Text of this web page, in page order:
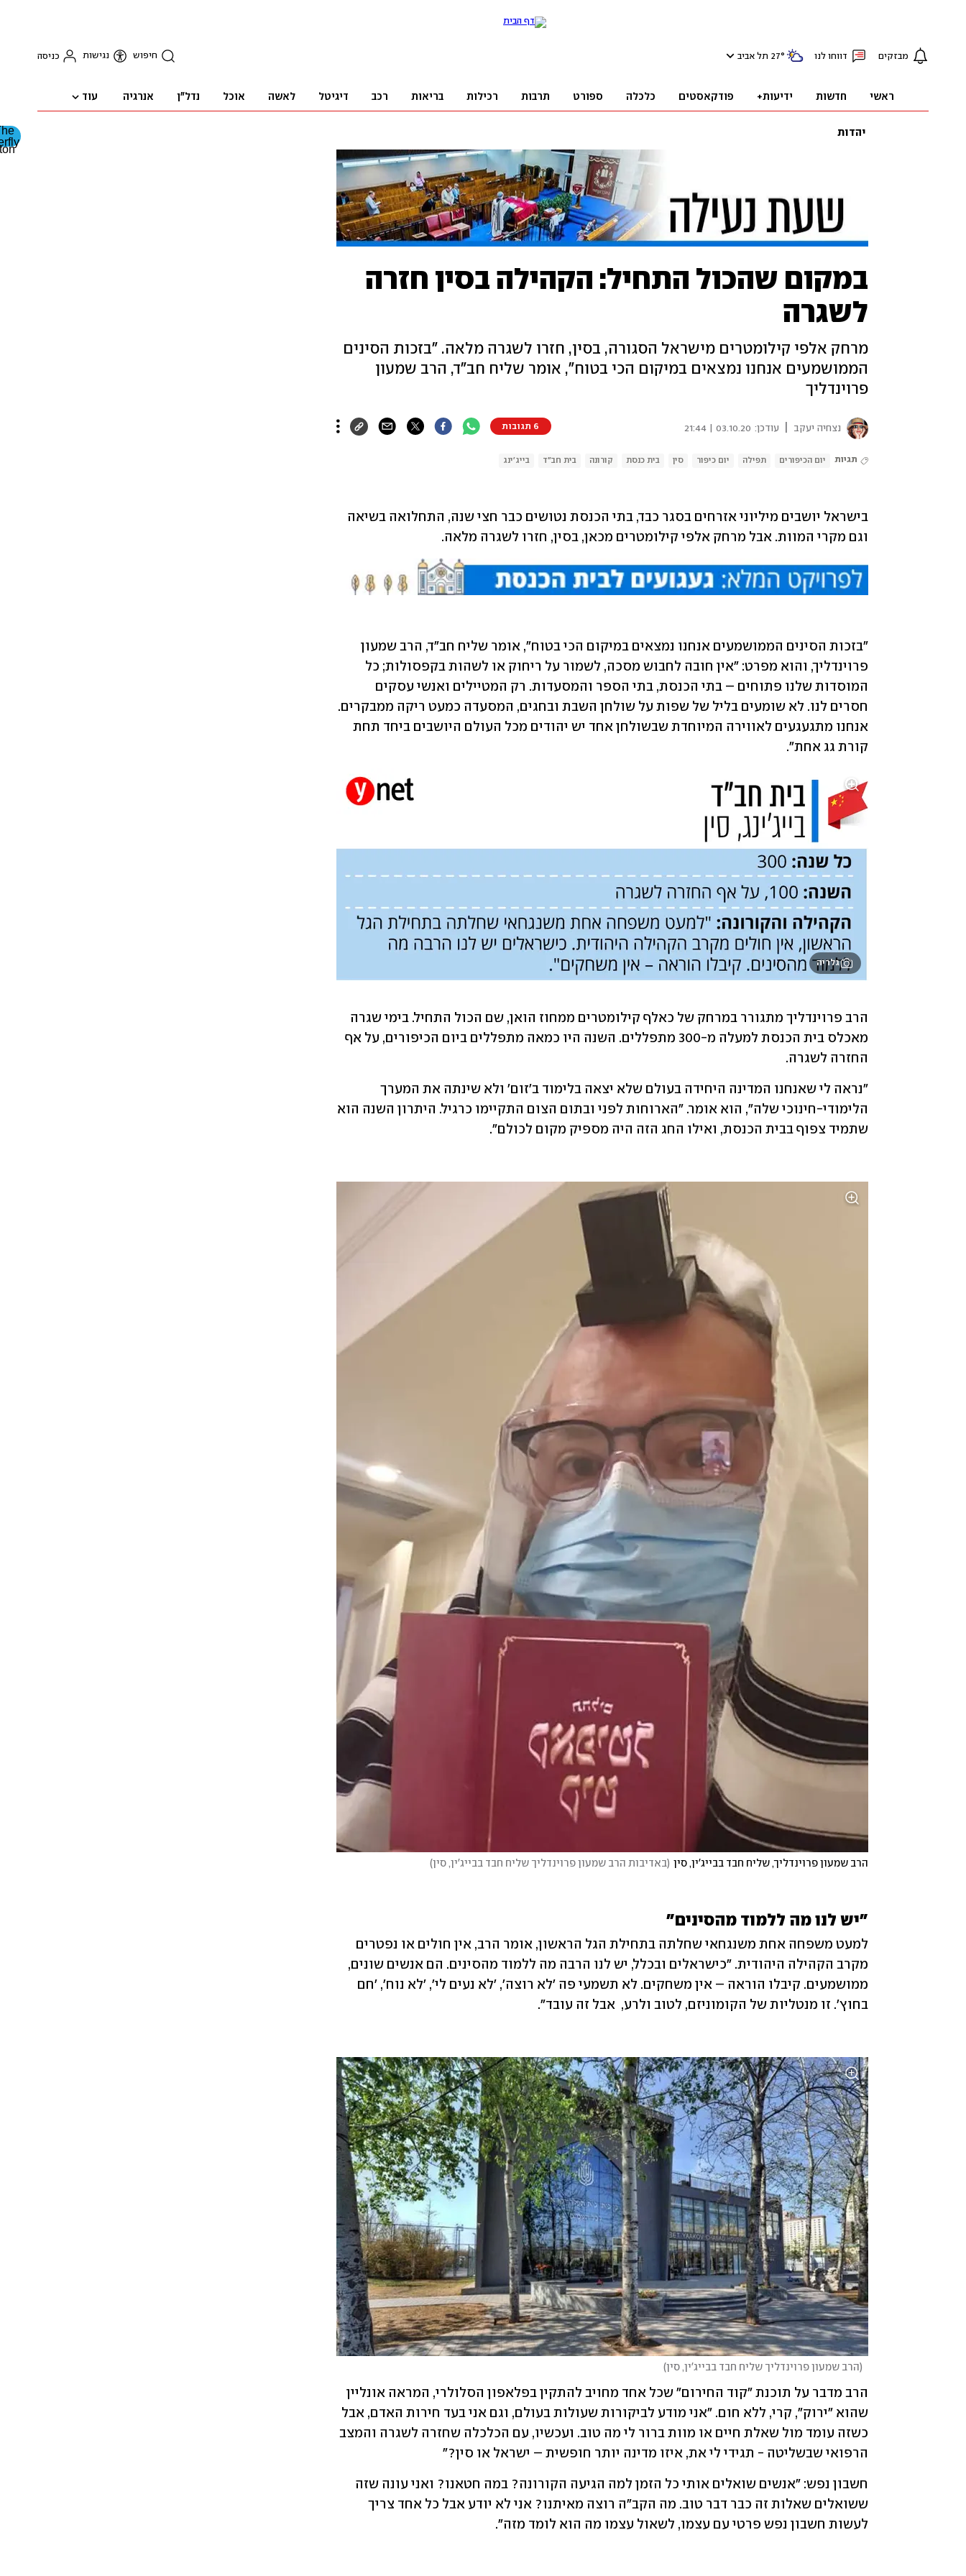
מבזקים דווחו לנו 27° תל אביב חיפוש נגישות כניסה
ראשי חדשות ידיעות+ פודקאסטים כלכלה ספורט תרבות רכילות בריאות רכב דיגיטל לאשה אוכל נדל"ן אנרגיה עוד
יהדות
במקום שהכול התחיל: הקהילה בסין חזרה
לשגרה
מרחק אלפי קילומטרים מישראל הסגורה, בסין, חזרו לשגרה מלאה. "בזכות הסינים
הממושמעים אנחנו נמצאים במיקום הכי בטוח", אומר שליח חב"ד, הרב שמעון
פרוינדליך
נצחיה יעקב עודכן: 03.10.20 | 21:44 6 תגובות
תגיות יום הכיפורים תפילה יום כיפור סין בית כנסת קורונה בית חב"ד בייג'ינג
וגם מקרי המוות. אבל מרחק אלפי קילומטרים מכאן, בסין, חזרו לשגרה מלאה.
קורת גג אחת".
גלריה
החזרה לשגרה.
שתמיד צפוף בבית הכנסת, ואילו החג הזה היה מספיק מקום לכולם".
הרב שמעון פרוינדליך, שליח חבד בבייג'ין, סין (באדיבות הרב שמעון פרוינדליך שליח חבד בבייג'ין, סין)
"יש לנו מה ללמוד מהסינים"
בחוץ'. זו מנטליות של הקומוניזם, לטוב ולרע,  אבל זה עובד".
( הרב שמעון פרוינדליך שליח חבד בבייג'ין, סין)
הרפואי שבשליטה - תגידי לי את, איזו מדינה יותר חופשית – ישראל או סין?"
לעשות חשבון נפש פרטי עם עצמו, לשאול עצמו מה הוא לומד מזה".